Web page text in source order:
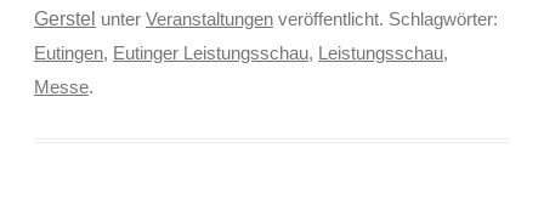
Gerstel unter Veranstaltungenveröffentlicht. Schlagwörter:
Eutingen, Eutinger Leistungsschau, Leistungsschau,
Messe.